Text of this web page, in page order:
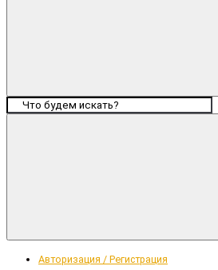
Авторизация / Регистрация